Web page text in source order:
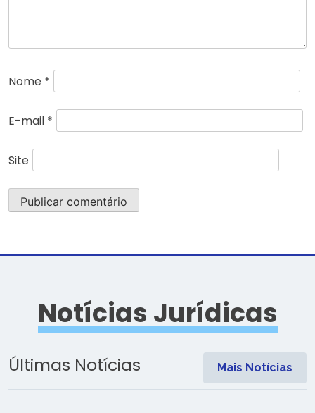
Nome *
E-mail *
Site
Notícias Jurídicas
Últimas Notícias Mais Notícias